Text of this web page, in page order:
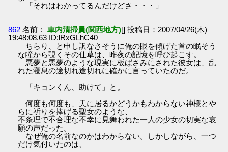
「それはわかってるんだけどさ・・・」
862 名前： 車内清掃員(関西地方)[] 投稿日：2007/04/26(木)
19:48:08.63 ID:lRxGLhC40
ちらり、と申し訳なさそうに俺の眼を傾げた首の眠そう
な瞳から覗くその仕草は、昨夜の記憶を呼び起こす。
悪夢と悪夢のような現実に板ばさみにされた彼女は、乱
れた寝息の途切れ途切れに確かに言っていたのだ。
「キョンくん、助けて」と。
何度も何度も、天に居るかどうかもわからない神様とや
らに祈りを捧げる聖女のような、
不条理で不合理な不幸に見舞われた一人の少女の切実な哀
願の声だった。
なぜ俺の名前なのかはわからない。しかしながら、一つ
だけ気付いたのは、